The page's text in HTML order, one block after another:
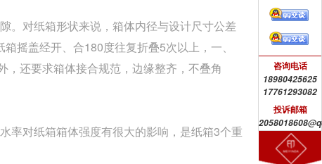
。对纸箱形状来说，箱体内径与设计尺寸公差
摇盖经开、合180度往复折叠5次以上，一、
还要求箱体接合规范，边缘整齐，不叠角
率对纸箱箱体强度有很大的影响，是纸箱3个重
咨询电话
18980425625
17761293082
投诉邮箱